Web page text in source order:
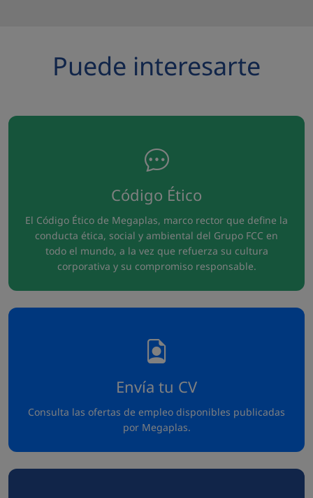
Puede interesarte
Código Ético
El Código Ético de Megaplas, marco rector que define la
conducta ética, social y ambiental del Grupo FCC en
todo el mundo, a la vez que refuerza su cultura
corporativa y su compromiso responsable.
Envía tu CV
Consulta las ofertas de empleo disponibles publicadas
por Megaplas.